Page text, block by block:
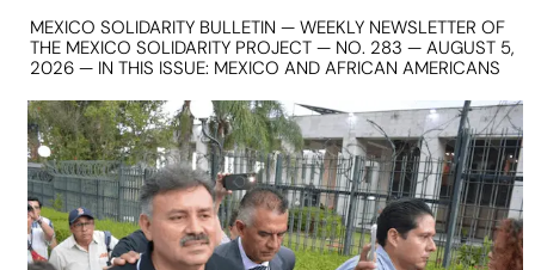
MEXICO SOLIDARITY BULLETIN — WEEKLY NEWSLETTER OF
THE MEXICO SOLIDARITY PROJECT — NO. 283 — AUGUST 5,
2026 — IN THIS ISSUE: MEXICO AND AFRICAN AMERICANS